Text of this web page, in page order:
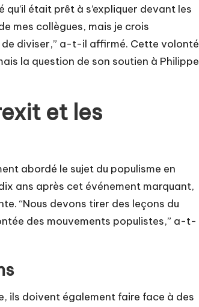
était prêt à s’expliquer devant les
mes collègues, mais je crois
diviser,” a-t-il affirmé. Cette volonté
la question de son soutien à Philippe
et les
abordé le sujet du populisme en
ans après cet événement marquant,
“Nous devons tirer des leçons du
des mouvements populistes,” a-t-
ils doivent également faire face à des